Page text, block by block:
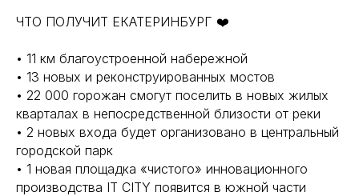
ЧТО ПОЛУЧИТ ЕКАТЕРИНБУРГ ❤️
• 11 км благоустроенной набережной
• 13 новых и реконструированных мостов
• 22 000 горожан смогут поселить в новых жилых
кварталах в непосредственной близости от реки
• 2 новых входа будет организовано в центральный
городской парк
• 1 новая площадка «чистого» инновационного
производства IT CITY появится в южной части